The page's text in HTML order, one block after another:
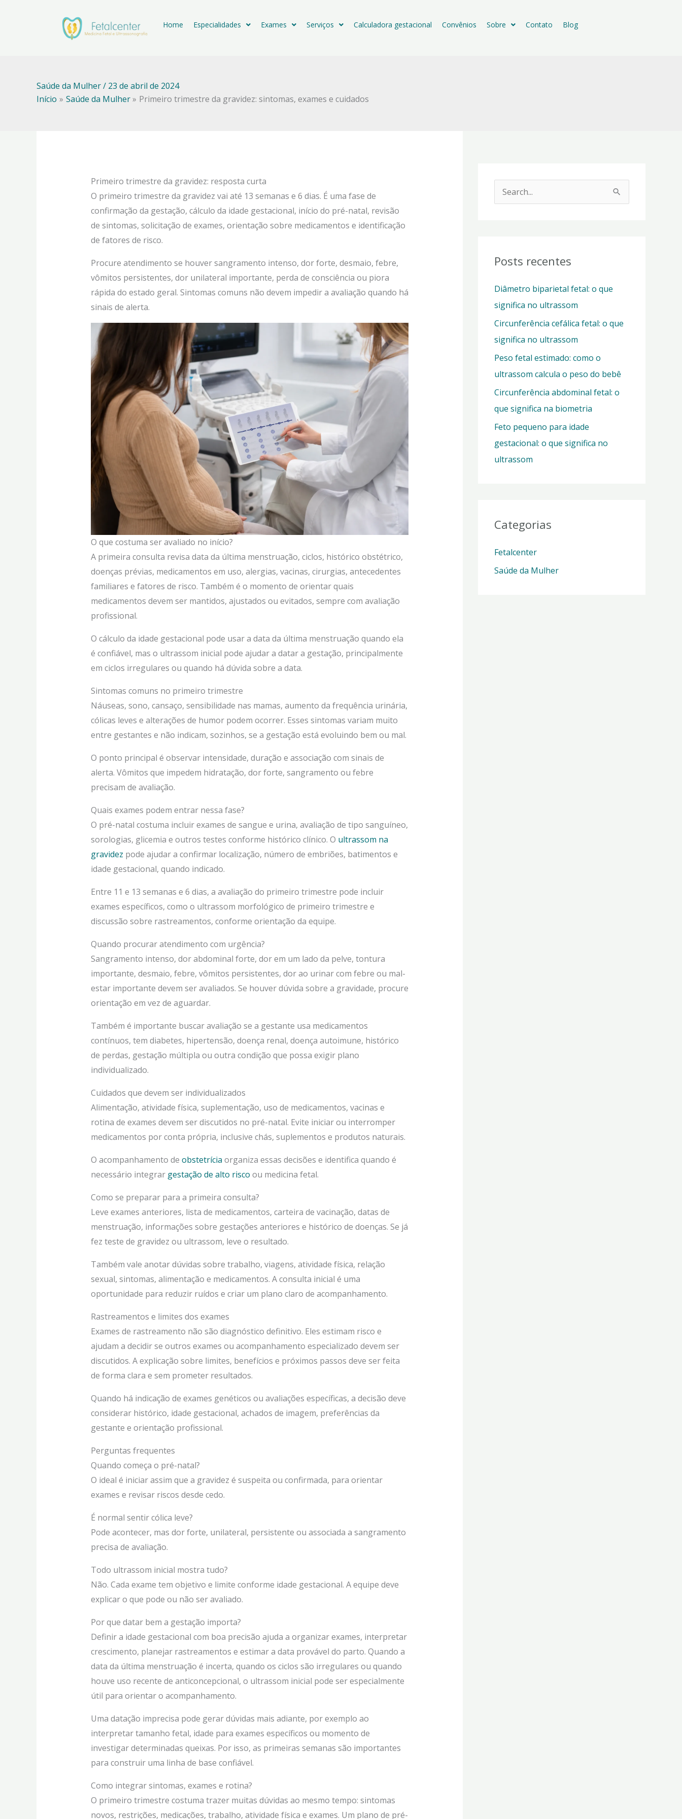
Home Especialidades Exames Serviços Calculadora gestacional Convênios Sobre Contato Blog
Saúde da Mulher/ 23 de abril de 2024
Início
Saúde da Mulher Primeiro trimestre da gravidez: sintomas, exames e cuidados
Primeiro trimestre da gravidez: resposta curta
O primeiro trimestre da gravidez vai até 13 semanas e 6 dias. É uma fase de
confirmação da gestação, cálculo da idade gestacional, início do pré-natal, revisão
de sintomas, solicitação de exames, orientação sobre medicamentos e identificação
de fatores de risco.
Procure atendimento se houver sangramento intenso, dor forte, desmaio, febre,
vômitos persistentes, dor unilateral importante, perda de consciência ou piora
rápida do estado geral. Sintomas comuns não devem impedir a avaliação quando há
sinais de alerta.
O que costuma ser avaliado no início?
A primeira consulta revisa data da última menstruação, ciclos, histórico obstétrico,
doenças prévias, medicamentos em uso, alergias, vacinas, cirurgias, antecedentes
familiares e fatores de risco. Também é o momento de orientar quais
medicamentos devem ser mantidos, ajustados ou evitados, sempre com avaliação
profissional.
O cálculo da idade gestacional pode usar a data da última menstruação quando ela
é confiável, mas o ultrassom inicial pode ajudar a datar a gestação, principalmente
em ciclos irregulares ou quando há dúvida sobre a data.
Sintomas comuns no primeiro trimestre
Náuseas, sono, cansaço, sensibilidade nas mamas, aumento da frequência urinária,
cólicas leves e alterações de humor podem ocorrer. Esses sintomas variam muito
entre gestantes e não indicam, sozinhos, se a gestação está evoluindo bem ou mal.
O ponto principal é observar intensidade, duração e associação com sinais de
alerta. Vômitos que impedem hidratação, dor forte, sangramento ou febre
precisam de avaliação.
Quais exames podem entrar nessa fase?
O pré-natal costuma incluir exames de sangue e urina, avaliação de tipo sanguíneo,
sorologias, glicemia e outros testes conforme histórico clínico. O ultrassom na
gravidez pode ajudar a confirmar localização, número de embriões, batimentos e
idade gestacional, quando indicado.
Entre 11 e 13 semanas e 6 dias, a avaliação do primeiro trimestre pode incluir
exames específicos, como o ultrassom morfológico de primeiro trimestre e
discussão sobre rastreamentos, conforme orientação da equipe.
Quando procurar atendimento com urgência?
Sangramento intenso, dor abdominal forte, dor em um lado da pelve, tontura
importante, desmaio, febre, vômitos persistentes, dor ao urinar com febre ou mal-
estar importante devem ser avaliados. Se houver dúvida sobre a gravidade, procure
orientação em vez de aguardar.
Também é importante buscar avaliação se a gestante usa medicamentos
contínuos, tem diabetes, hipertensão, doença renal, doença autoimune, histórico
de perdas, gestação múltipla ou outra condição que possa exigir plano
individualizado.
Cuidados que devem ser individualizados
Alimentação, atividade física, suplementação, uso de medicamentos, vacinas e
rotina de exames devem ser discutidos no pré-natal. Evite iniciar ou interromper
medicamentos por conta própria, inclusive chás, suplementos e produtos naturais.
O acompanhamento de obstetrícia organiza essas decisões e identifica quando é
necessário integrar gestação de alto risco ou medicina fetal.
Como se preparar para a primeira consulta?
Leve exames anteriores, lista de medicamentos, carteira de vacinação, datas de
menstruação, informações sobre gestações anteriores e histórico de doenças. Se já
fez teste de gravidez ou ultrassom, leve o resultado.
Também vale anotar dúvidas sobre trabalho, viagens, atividade física, relação
sexual, sintomas, alimentação e medicamentos. A consulta inicial é uma
oportunidade para reduzir ruídos e criar um plano claro de acompanhamento.
Rastreamentos e limites dos exames
Exames de rastreamento não são diagnóstico definitivo. Eles estimam risco e
ajudam a decidir se outros exames ou acompanhamento especializado devem ser
discutidos. A explicação sobre limites, benefícios e próximos passos deve ser feita
de forma clara e sem prometer resultados.
Quando há indicação de exames genéticos ou avaliações específicas, a decisão deve
considerar histórico, idade gestacional, achados de imagem, preferências da
gestante e orientação profissional.
Perguntas frequentes
Quando começa o pré-natal?
O ideal é iniciar assim que a gravidez é suspeita ou confirmada, para orientar
exames e revisar riscos desde cedo.
É normal sentir cólica leve?
Pode acontecer, mas dor forte, unilateral, persistente ou associada a sangramento
precisa de avaliação.
Todo ultrassom inicial mostra tudo?
Não. Cada exame tem objetivo e limite conforme idade gestacional. A equipe deve
explicar o que pode ou não ser avaliado.
Por que datar bem a gestação importa?
Definir a idade gestacional com boa precisão ajuda a organizar exames, interpretar
crescimento, planejar rastreamentos e estimar a data provável do parto. Quando a
data da última menstruação é incerta, quando os ciclos são irregulares ou quando
houve uso recente de anticoncepcional, o ultrassom inicial pode ser especialmente
útil para orientar o acompanhamento.
Uma datação imprecisa pode gerar dúvidas mais adiante, por exemplo ao
interpretar tamanho fetal, idade para exames específicos ou momento de
investigar determinadas queixas. Por isso, as primeiras semanas são importantes
para construir uma linha de base confiável.
Como integrar sintomas, exames e rotina?
O primeiro trimestre costuma trazer muitas dúvidas ao mesmo tempo: sintomas
novos, restrições, medicações, trabalho, atividade física e exames. Um plano de pré-
u
s
a
r
p
o
r
:
Posts recentes
Diâmetro biparietal fetal: o que
significa no ultrassom
Circunferência cefálica fetal: o que
significa no ultrassom
Peso fetal estimado: como o
ultrassom calcula o peso do bebê
Circunferência abdominal fetal: o
que significa na biometria
Feto pequeno para idade
gestacional: o que significa no
ultrassom
Categorias
Fetalcenter
Saúde da Mulher